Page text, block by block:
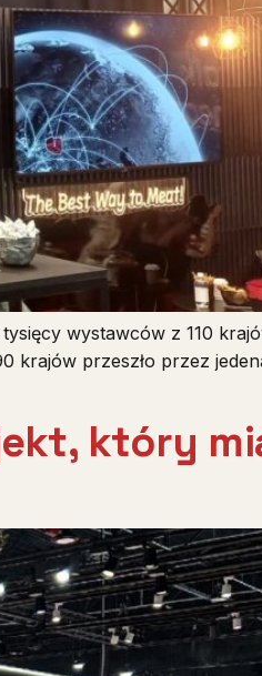
wystawców z 110
krajów przeszło przez
który